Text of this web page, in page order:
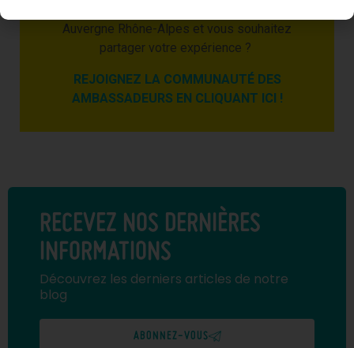
Auvergne Rhône-Alpes et vous souhaitez
partager votre expérience ?
REJOIGNEZ LA COMMUNAUTÉ DES
AMBASSADEURS EN CLIQUANT ICI !
RECEVEZ NOS DERNIÈRES
INFORMATIONS
Découvrez les derniers articles de notre
blog
ABONNEZ-VOUS